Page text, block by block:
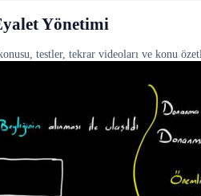
Yönetimi
testler, tekrar videoları ve konu